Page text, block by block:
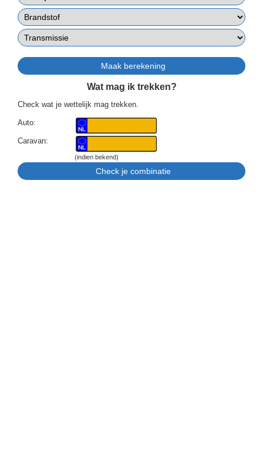
Wat mag ik trekken?
Check wat je wettelijk mag trekken.
Auto:
Caravan:
(indien bekend)